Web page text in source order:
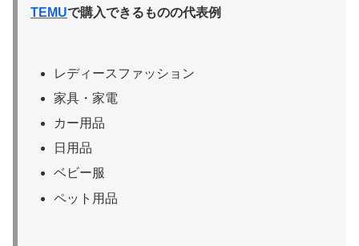
TEMUで購入できるものの代表例
レディースファッション
家具・家電
カー用品
日用品
ベビー服
ペット用品